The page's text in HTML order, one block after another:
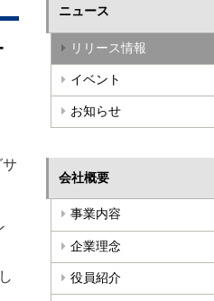
ニュース
リリース情報
イベント
お知らせ
会社概要
事業内容
企業理念
役員紹介